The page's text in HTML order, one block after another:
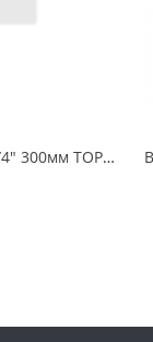
Вороток Г-подібний 3/4" 300мм TOPTUL AFAO2412